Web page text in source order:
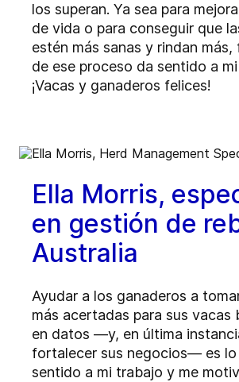
los superan. Ya sea para
de vida o para conseguir que
estén más sanas y rindan
de ese proceso da sentido a
¡Vacas y ganaderos felices!
Ella Morris,
en gestión de
Australia
Ayudar a los ganaderos a
más acertadas para sus vacas
en datos —y, en última
fortalecer sus negocios— es lo
sentido a mi trabajo y me